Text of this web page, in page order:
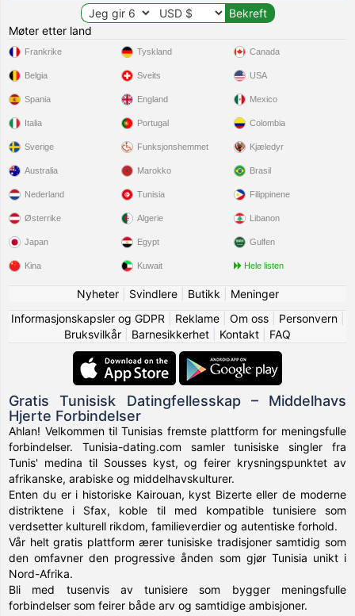
Møter etter land
Frankrike
Belgia
Spania
Italia
Sverige
Tyskland
Sveits
England
Portugal
Funksjonshemmet
Canada
USA
Mexico
Colombia
Kjæledyr
Australia
Nederland
Østerrike
Japan
Kina
Marokko
Tunisia
Algerie
Egypt
Kuwait
Brasil
Filippinene
Libanon
Gulfen
Hele listen
Nyheter| Svindlere| Butikk
Meninger
Informasjonskapsler og GDPR
Reklame| Om oss| Personvern|
Bruksvilkår
Barnesikkerhet Kontakt FAQ
Gratis Tunisisk Datingfellesskap – Middelhavs
Hjerte Forbindelser
Ahlan! Velkommen til Tunisias fremste plattform for meningsfulle
forbindelser. Tunisia-dating.com samler tunisiske singler fra
Tunis' medina til Sousses kyst, og feirer krysningspunktet av
afrikanske, arabiske og middelhavskulturer.
Enten du er i historiske Kairouan, kyst Bizerte eller de moderne
distriktene i Sfax, koble til med kompatible tunisiere som
verdsetter kulturell rikdom, familieverdier og autentiske forhold.
Vår helt gratis plattform ærer tunisiske tradisjoner samtidig som
den omfavner den progressive ånden som gjør Tunisia unikt i
Nord-Afrika.
Bli med tusenvis av tunisiere som bygger meningsfulle
forbindelser som feirer både arv og samtidige ambisjoner.